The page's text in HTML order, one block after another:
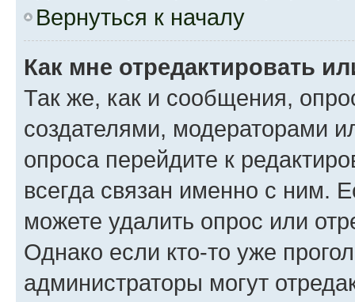
Вернуться к началу
Как мне отредактировать
Так же, как и сообщения,
создателями, модераторами
опроса перейдите к
всегда связан именно с ним.
можете удалить опрос или
Однако если кто-то уже
администраторы могут